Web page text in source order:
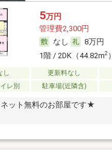
5万円
管理費2,300円
なし
8万円
1階 / 2DK（44.82m2）
し 更新料なし
レ別
駐車場(近隣含)
ット無料のお部屋です★